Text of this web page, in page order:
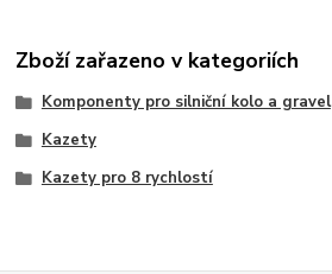
Zboží zařazeno v kategoriích
Komponenty pro silniční kolo a gravel
Kazety
Kazety pro 8 rychlostí